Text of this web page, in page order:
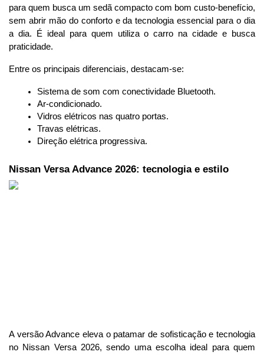
para quem busca um sedã compacto com bom custo-benefício,
sem abrir mão do conforto e da tecnologia essencial para o dia
a dia. É ideal para quem utiliza o carro na cidade e busca
praticidade.
Entre os principais diferenciais, destacam-se:
Sistema de som com conectividade Bluetooth.
Ar-condicionado.
Vidros elétricos nas quatro portas.
Travas elétricas.
Direção elétrica progressiva.
Nissan Versa Advance 2026: tecnologia e estilo
A versão Advance eleva o patamar de sofisticação e tecnologia
no Nissan Versa 2026, sendo uma escolha ideal para quem